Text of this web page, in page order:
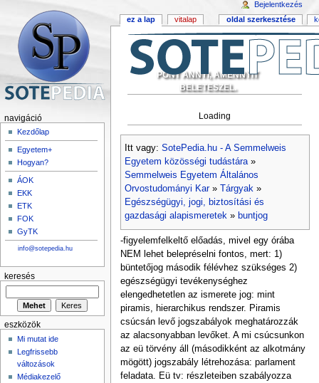
PONT ANNYI, AMENNYIT
BELETESZEL.
Loading
Itt vagy: SotePedia.hu - A Semmelweis
Egyetem közösségi tudástára»
Semmelweis Egyetem Általános
Orvostudományi Kar» Tárgyak»
Egészségügyi, jogi, biztosítási és
gazdasági alapismeretek» buntjog
-figyelemfelkeltő előadás, mivel egy órába
NEM lehet belepréselni fontos, mert: 1)
büntetőjog második félévhez szükséges 2)
egészségügyi tevékenységhez
elengedhetetlen az ismerete jog: mint
piramis, hierarchikus rendszer. Piramis
csúcsán levő jogszabályok meghatározzák
az alacsonyabban levőket. A mi csúcsunkon
az eü törvény áll (másodikként az alkotmány
mögött) jogszabály létrehozása: parlament
feladata. Eü tv: részleteiben szabályozza
ez a lap vitalap oldal szerkesztése
Bejelentkezés
navigáció
Kezdőlap
Egyetem+
Hogyan?
ÁOK
EKK
ETK
FOK
GyTK
info@sotepedia.hu
keresés
eszközök
Mi mutat ide
Legfrissebb
változások
Médiakezelő